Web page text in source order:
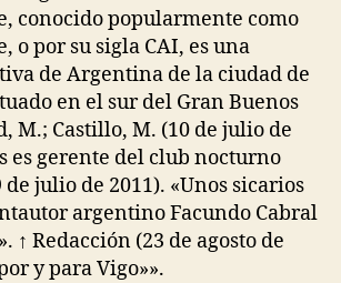
conocido popularmente como
o por su sigla CAI, es una
de Argentina de la ciudad de
en el sur del Gran Buenos
M.; Castillo, M. (10 de julio de
es gerente del club nocturno
de julio de 2011). «Unos sicarios
argentino Facundo Cabral
↑ Redacción (23 de agosto de
y para Vigo»».